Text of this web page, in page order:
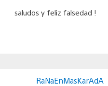
saludos y feliz falsedad !
RaNaEnMasKarAdA